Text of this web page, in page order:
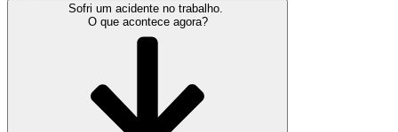
Sofri um acidente no trabalho.
O que acontece agora?